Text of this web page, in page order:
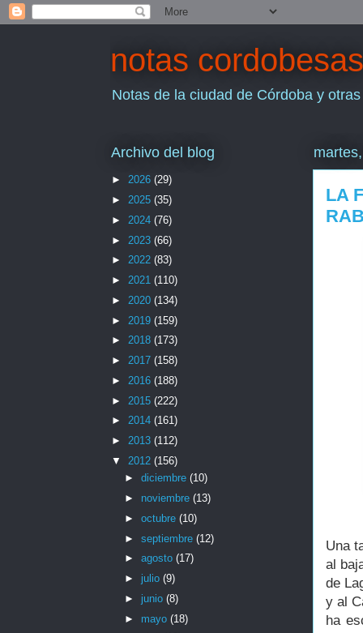
notas cordobesas
Notas de la ciudad de Córdoba y
LA
Una
al
de
y al
ha
Archivo del blog
► 2026 (29)
► 2025 (35)
► 2024 (76)
► 2023 (66)
► 2022 (83)
► 2021 (110)
► 2020 (134)
► 2019 (159)
► 2018 (173)
► 2017 (158)
► 2016 (188)
► 2015 (222)
► 2014 (161)
► 2013 (112)
▼ 2012 (156)
► diciembre (10)
► noviembre (13)
► octubre (10)
► septiembre (12)
► agosto (17)
► julio (9)
► junio (8)
► mayo (18)